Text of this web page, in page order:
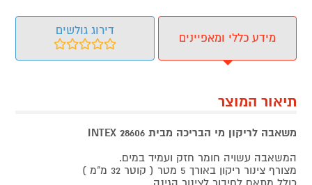
מידע כללי ומאפיינים
דירוג גולשים
תיאור המוצר
משאבה לריקון מי הבריכה מבית INTEX 28606
המשאבה עשויה חומר חזק ועמיד במים.
מצורף צינור ריקון באורך 5 מטר ( קוטר 32 מ"מ )